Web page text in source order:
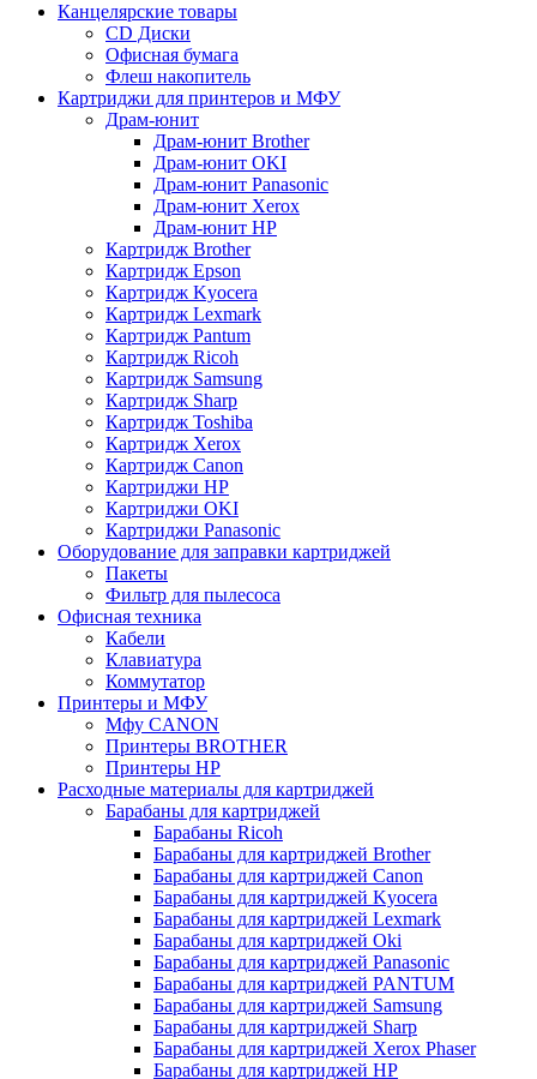
Канцелярские товары
CD Диски
Офисная бумага
Флеш накопитель
Картриджи для принтеров и МФУ
Драм-юнит
Драм-юнит Brother
Драм-юнит OKI
Драм-юнит Panasonic
Драм-юнит Xerox
Драм-юнит НР
Картридж Brother
Картридж Epson
Картридж Kyocera
Картридж Lexmark
Картридж Pantum
Картридж Ricoh
Картридж Samsung
Картридж Sharp
Картридж Toshiba
Картридж Xerox
Картридж Сanon
Картриджи HP
Картриджи OKI
Картриджи Panasonic
Оборудование для заправки картриджей
Пакеты
Фильтр для пылесоса
Офисная техника
Кабели
Клавиатура
Коммутатор
Принтеры и МФУ
Мфу CANON
Принтеры BROTHER
Принтеры HP
Расходные материалы для картриджей
Барабаны для картриджей
Барабаны Ricoh
Барабаны для картриджей Brother
Барабаны для картриджей Canon
Барабаны для картриджей Kyocera
Барабаны для картриджей Lexmark
Барабаны для картриджей Oki
Барабаны для картриджей Panasonic
Барабаны для картриджей PANTUM
Барабаны для картриджей Samsung
Барабаны для картриджей Sharp
Барабаны для картриджей Xerox Phaser
Барабаны для картриджей НР